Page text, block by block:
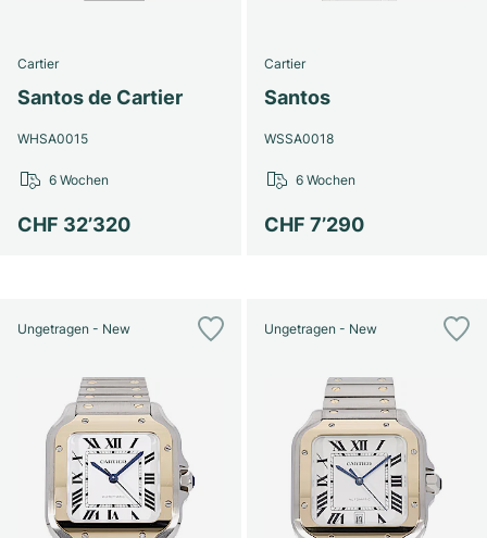
Cartier
Santos de Cartier
WHSA0015
CHF 32’320
6 Wochen
Cartier
Santos
WSSA0018
CHF 7’290
6 Wochen
Ungetragen - New Ungetragen - New